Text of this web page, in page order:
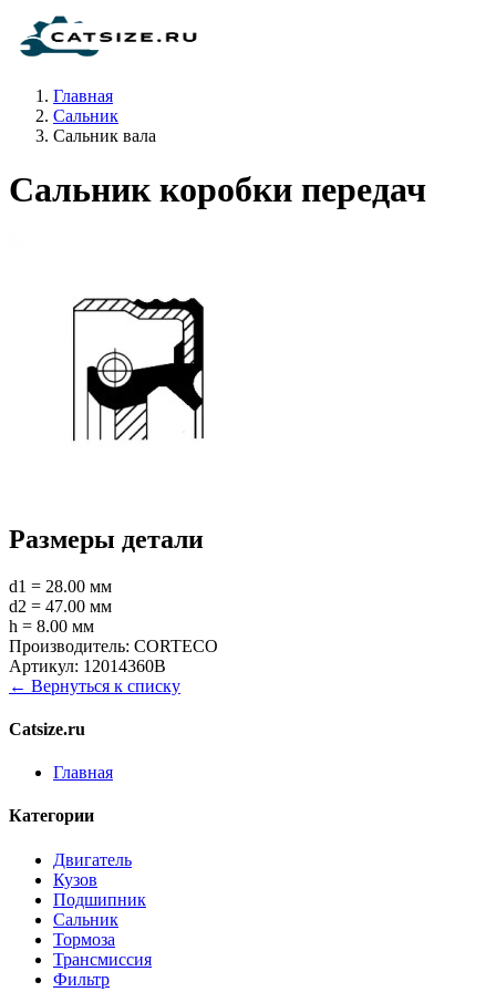
Главная
Сальник
Сальник вала
Сальник коробки передач
Размеры детали
d1 = 28.00 мм
d2 = 47.00 мм
h = 8.00 мм
Производитель: CORTECO
Артикул: 12014360B
← Вернуться к списку
Catsize.ru
Главная
Категории
Двигатель
Кузов
Подшипник
Сальник
Тормоза
Трансмиссия
Фильтр